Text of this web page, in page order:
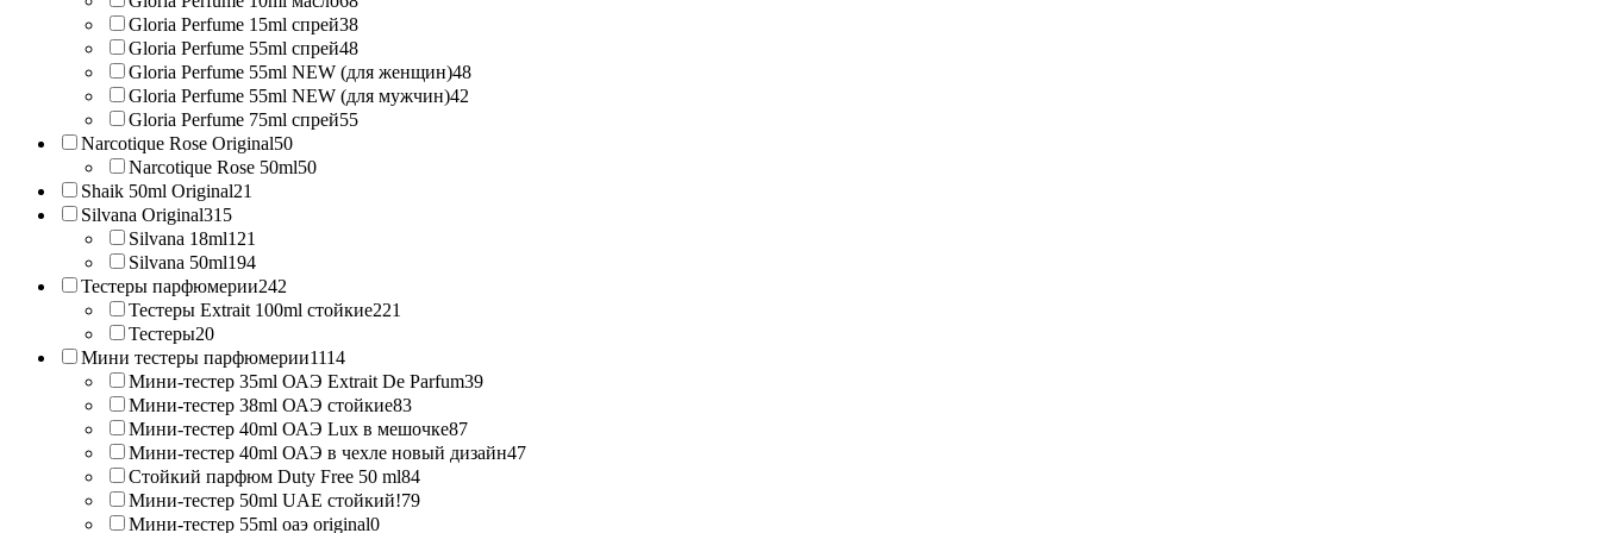
Gloria Perfume 15ml спрей38
Gloria Perfume 55ml спрей48
Gloria Perfume 55ml NEW (для женщин)48
Gloria Perfume 55ml NEW (для мужчин)42
Gloria Perfume 75ml спрей55
Narcotique Rose Original50
Narcotique Rose 50ml50
Shaik 50ml Original21
Silvana Original315
Silvana 18ml121
Silvana 50ml194
Тестеры парфюмерии242
Тестеры Extrait 100ml стойкие221
Тестеры20
Мини тестеры парфюмерии1114
Мини-тестер 35ml ОАЭ Extrait De Parfum39
Мини-тестер 38ml ОАЭ стойкие83
Мини-тестер 40ml ОАЭ Lux в мешочке87
Мини-тестер 40ml ОАЭ в чехле новый дизайн47
Стойкий парфюм Duty Free 50 ml84
Мини-тестер 50ml UAE стойкий!79
Мини-тестер 55ml оаэ original0